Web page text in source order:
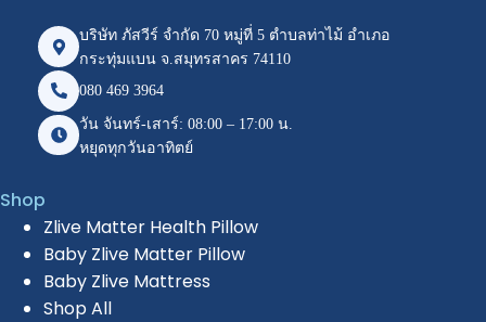
บริษัท ภัสวีร์ จำกัด 70 หมู่ที่ 5 ตำบลท่าไม้ อำเภอ
กระทุ่มแบน จ.สมุทรสาคร 74110
080 469 3964
วัน จันทร์-เสาร์: 08:00 – 17:00 น.
หยุดทุกวันอาทิตย์
Shop
Zlive Matter Health Pillow
Baby Zlive Matter Pillow
Baby Zlive Mattress
Shop All